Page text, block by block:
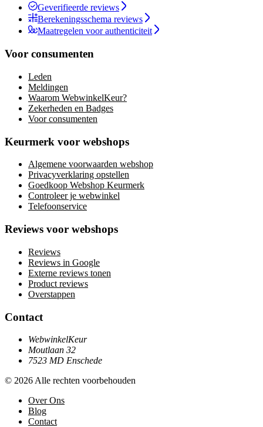
Geverifieerde reviews
Berekeningsschema reviews
Maatregelen voor authenticiteit
Voor consumenten
Leden
Meldingen
Waarom WebwinkelKeur?
Zekerheden en Badges
Voor consumenten
Keurmerk voor webshops
Algemene voorwaarden webshop
Privacyverklaring opstellen
Goedkoop Webshop Keurmerk
Controleer je webwinkel
Telefoonservice
Reviews voor webshops
Reviews
Reviews in Google
Externe reviews tonen
Product reviews
Overstappen
Contact
WebwinkelKeur
Moutlaan 32
7523 MD Enschede
© 2026 Alle rechten voorbehouden
Over Ons
Blog
Contact